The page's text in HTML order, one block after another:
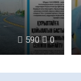
590 0